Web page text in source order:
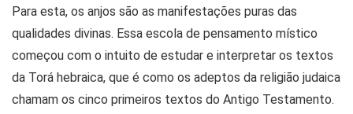
Para esta, os anjos são as manifestações puras das
qualidades divinas. Essa escola de pensamento místico
começou com o intuito de estudar e interpretar os textos
da Torá hebraica, que é como os adeptos da religião judaica
chamam os cinco primeiros textos do Antigo Testamento.